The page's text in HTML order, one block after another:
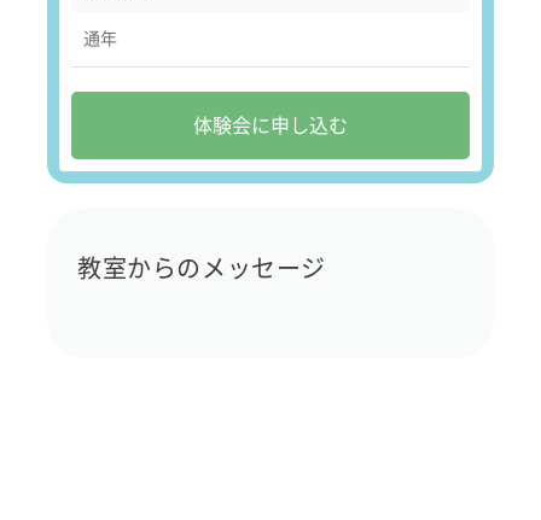
通年
体験会に申し込む
教室からのメッセージ